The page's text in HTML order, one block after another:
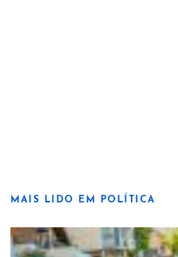
MAIS LIDO EM POLÍTICA